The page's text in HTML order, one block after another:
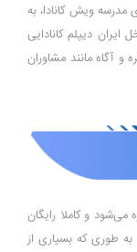
مدرسه ویش کانادا، به
دیپلم کانادایی
و آگاه مانند مشاوران
می‌شود و کاملا رایگان
طوری که بسیاری از